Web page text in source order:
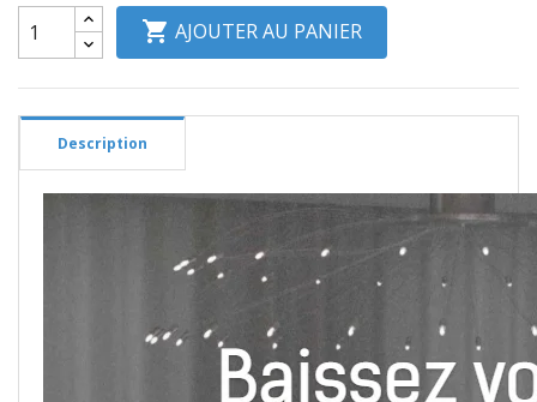
 AJOUTER AU PANIER
Description